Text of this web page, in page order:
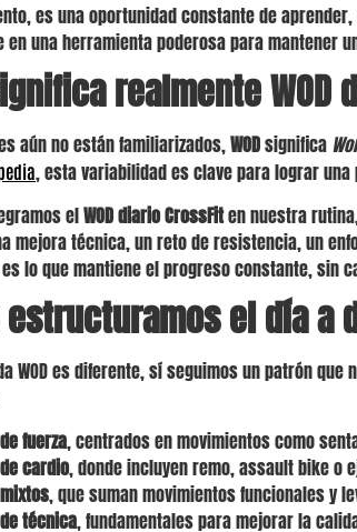
es una oportunidad constante de
una herramienta poderosa para mantener
realmente WOD
aún no están familiarizados,WODsignifica
, esta variabilidad es clave para lograr
elWOD diario CrossFiten nuestra
mejora técnica, un reto de resistencia, un
lo que mantiene el progreso constante, sin
estructuramos el día a
WOD es diferente, sí seguimos un patrón
fuerza, centrados en movimientos como
cardio, donde incluyen remo, assault bike o
, que suman movimientos funcionales y
técnica, fundamentales para mejorar la